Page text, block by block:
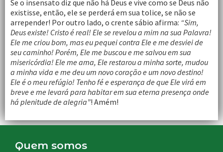
Se o insensato diz que não há Deus e vive como se Deus não
existisse, então, ele se perderá em sua tolice, se não se
arrepender! Por outro lado, o crente sábio afirma: “Sim,
Deus existe! Cristo é real! Ele se revelou a mim na sua Palavra!
Ele me criou bom, mas eu pequei contra Ele e me desviei de
seu caminho! Porém, Ele me buscou e me salvou em sua
misericórdia! Ele me ama, Ele restarou a minha sorte, mudou
a minha vida e me deu um novo coração e um novo destino!
Ele é o meu refúgio! Tenho fé e esperança de que Ele virá em
breve e me levará para habitar em sua eterna presença onde
há plenitude de alegria”! Amém!
Quem somos